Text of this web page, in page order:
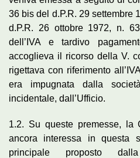
36 bis del d.P.R. 29 settembre
d.P.R. 26 ottobre 1972, n.
dell’IVA e tardivo
accoglieva il ricorso della V.
rigettava con riferimento
era impugnata dalla
incidentale, dall’Ufficio.
1.2. Su queste premesse, la
ancora interessa in questa
principale proposto